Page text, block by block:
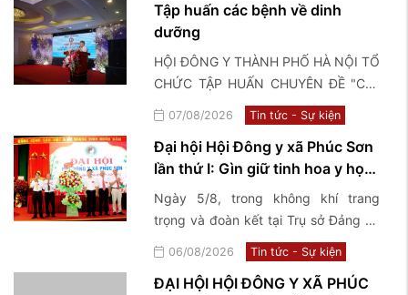
Tập huấn các bệnh về dinh
dưỡng
HỘI ĐÔNG Y THÀNH PHỐ HÀ NỘI TỔ
CHỨC TẬP HUẤN CHUYÊN ĐỀ "Các
bệnh về dinh dưỡng và điều trị bằng
y học cổ truyền"
07/08/2026 Tin tức - Sự kiện
Đại hội Hội Đông y xã Phúc Sơn
lần thứ I: Gìn giữ tinh hoa y học
cổ truyền, lan tỏa giá trị nhân
văn vì sức khỏe cộng đồng
Ngày 5/8, trong không khí trang
trọng và đoàn kết tại Trụ sở Đảng ủy
xã Phúc Sơn, Hội Đông y xã Phúc Sơn
đã long trọng tổ chức Đại hội lần thứ
I, nhiệm kỳ 2026–2031, đánh dấu một
06/08/2026 Tin tức - Sự kiện
ĐẠI HỘI HỘI ĐÔNG Y XÃ PHÚC